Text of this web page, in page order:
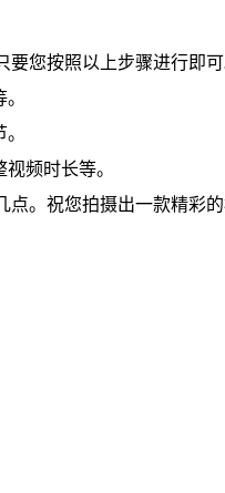
您按照以上步骤进行即
频时长等。
点。祝您拍摄出一款精彩